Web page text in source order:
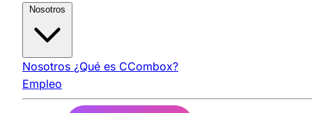
Nosotros ¿Qué es CCombox?
Empleo